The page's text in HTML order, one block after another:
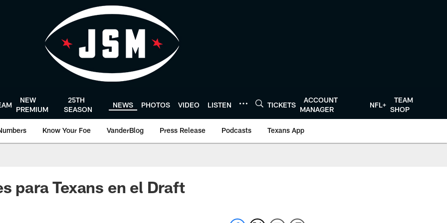
NEW
PREMIUM
25TH
SEASON
NEWS PHOTOS VIDEO LISTEN TICKETS
ACCOUNT
MANAGER
NFL+
TEAM
SHOP
Know Your Foe VanderBlog Press Release Podcasts Texans App
para Texans en el Draft